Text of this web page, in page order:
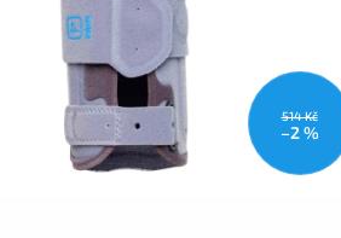
514 Kč
–2 %